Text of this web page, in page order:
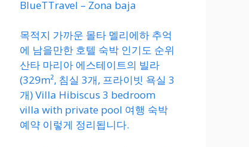
BlueTTravel – Zona baja
목적지 가까운 몰타 멜리에하 추억
에 남을만한 호텔 숙박 인기도 순위
산타 마리아 에스테이트의 빌라
(329m², 침실 3개, 프라이빗 욕실 3
개) Villa Hibiscus 3 bedroom
villa with private pool 여행 숙박
예약 이렇게 정리됩니다.